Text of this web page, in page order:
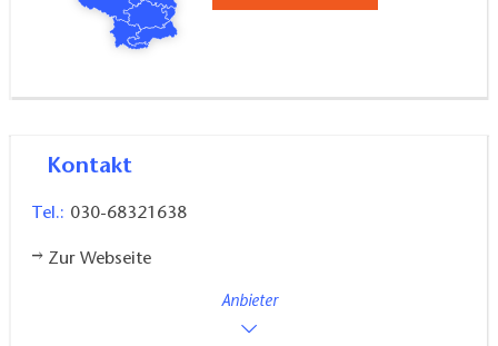
Kontakt
Tel.: 030-68321638
Zur Webseite
Anbieter